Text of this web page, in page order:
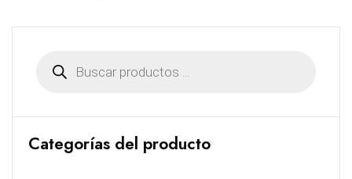
productos
Categorías del producto